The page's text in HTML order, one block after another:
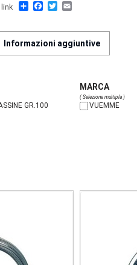
link Condividi
Facebook
Twitter
Email
Informazioni aggiuntive
GR.100
MARCA
( Selezione multipla )
VUEMME